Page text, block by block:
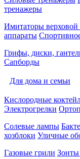
тренажеры
Имитаторы верховой
аппараты
Грифы, диски,
Сапборды
Для дома и семьи
Кислородные
Электрогрелки
Солевые лампы
хозблоки Уличные
Газовые грили Зонты